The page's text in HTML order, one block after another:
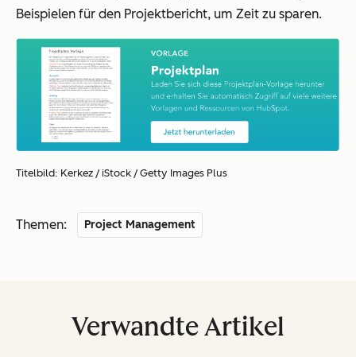
Beispielen für den Projektbericht, um Zeit zu sparen.
Titelbild: Kerkez / iStock / Getty Images Plus
Themen: Project Management
Verwandte Artikel